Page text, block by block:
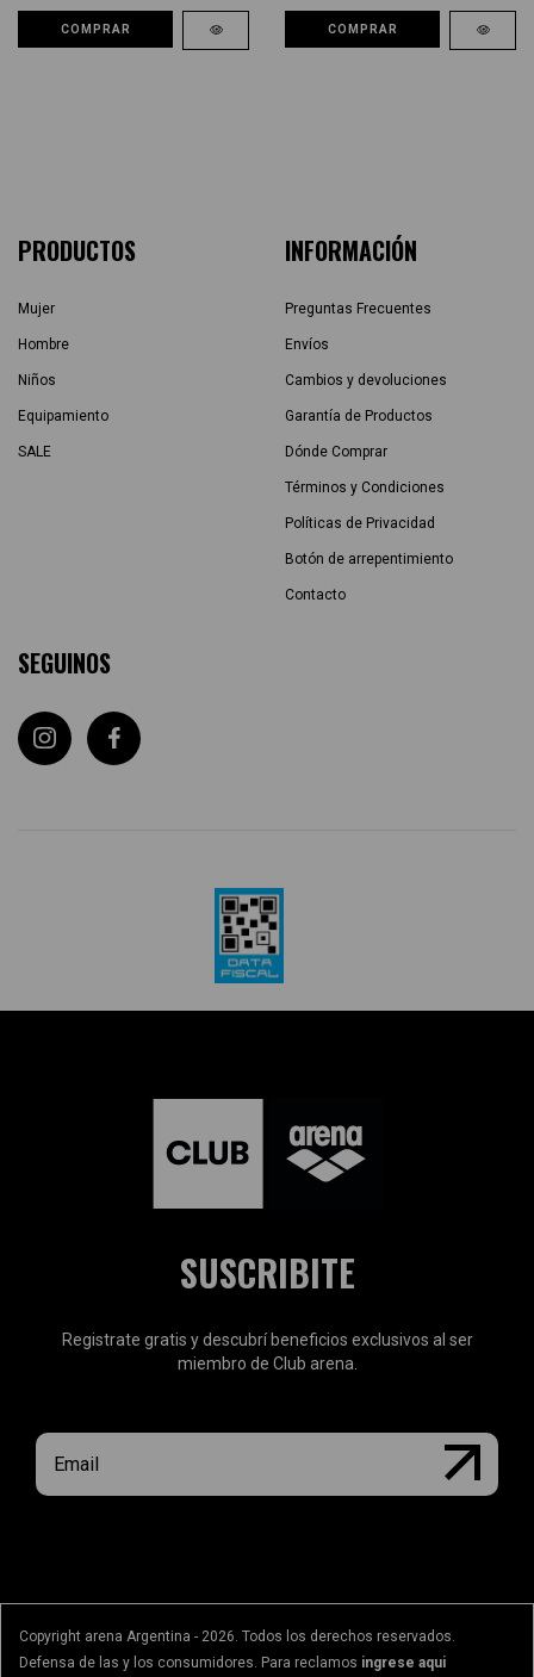
COMPRAR COMPRAR
PRODUCTOS
Mujer
Hombre
Niños
Equipamiento
SALE
INFORMACIÓN
Preguntas Frecuentes
Envíos
Cambios y devoluciones
Garantía de Productos
Dónde Comprar
Términos y Condiciones
Políticas de Privacidad
Botón de arrepentimiento
Contacto
SEGUINOS
SUSCRIBITE
Registrate gratis y descubrí beneficios exclusivos al ser
miembro de Club arena.
Copyright arena Argentina - 2026. Todos los derechos reservados.
Defensa de las y los consumidores. Para reclamos ingrese aqui